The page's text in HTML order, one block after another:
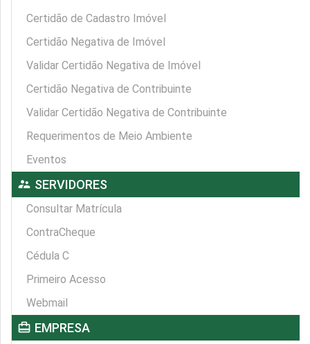
Certidão de Cadastro Imóvel
Certidão Negativa de Imóvel
Validar Certidão Negativa de Imóvel
Certidão Negativa de Contribuinte
Validar Certidão Negativa de Contribuinte
Requerimentos de Meio Ambiente
Eventos
supervisor_account SERVIDORES
Consultar Matrícula
ContraCheque
Cédula C
Primeiro Acesso
Webmail
card_travel EMPRESA